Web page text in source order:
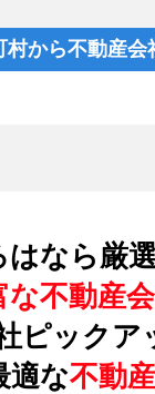
村から不動産会
はなら厳
な不動産
ピックア
適な不動